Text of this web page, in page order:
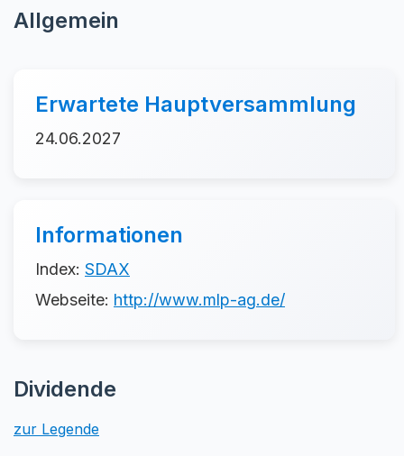
Allgemein
Erwartete Hauptversammlung
24.06.2027
Informationen
Index: SDAX
Webseite: http://www.mlp-ag.de/
Dividende
zur Legende